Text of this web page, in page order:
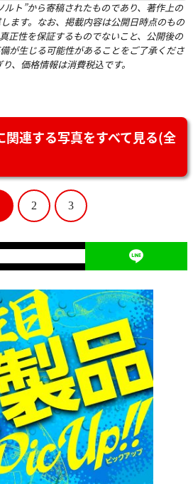
ト”から寄稿されたものであり、著作上の
ます。なお、掲載内容は公開日時点のもの
正性を保証するものでないこと、公開後の
が生じる可能性があることをご了承くださ
、価格情報は消費税込です。
関連する写真をすべて見る(全
2 3